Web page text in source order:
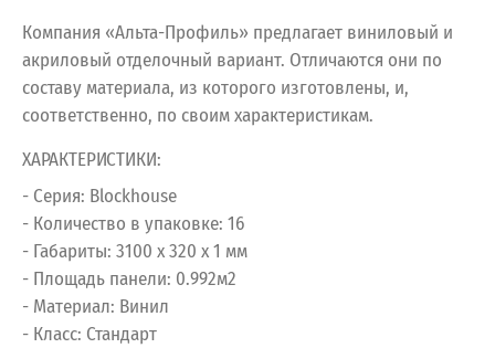
Компания «Альта-Профиль» предлагает виниловый и
акриловый отделочный вариант. Отличаются они по
составу материала, из которого изготовлены, и,
соответственно, по своим характеристикам.
ХАРАКТЕРИСТИКИ:
- Серия: Blockhouse
- Количество в упаковке: 16
- Габариты: 3100 x 320 x 1 мм
- Площадь панели: 0.992м2
- Материал: Винил
- Класс: Стандарт